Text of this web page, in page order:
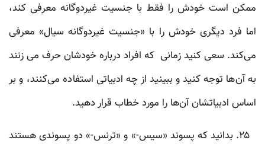
ممکن است خودش را فقط با جنسیت غیردوگانه معرفی کند،
اما فرد دیگری خودش را با «جنسیت غیردوگانه سیال» معرفی
می‌کند. سعی کنید زمانی که افراد درباره‌ خودشان حرف می زنند
به آن‌ها توجه کنید و ببینید از چه ادبیاتی استفاده می‌کنند، و بر
اساس ادبیاتشان آن‌ها را مورد خطاب قرار دهید.
۲۵. بدانید که پسوند «سیس-» و «ترنس-» دو پسوندی هستند